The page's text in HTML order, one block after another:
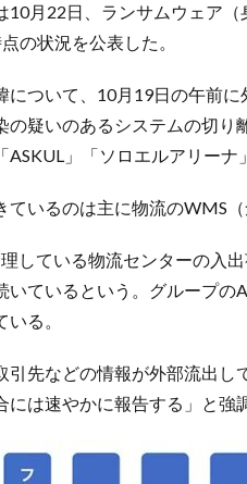
10月22日、ランサムウェア
の状況を公表した。
について、10月19日の午前
の疑いのあるシステムの切り
ASKUL」「ソロエルアリーナ
ているのは主に物流のWMS
している物流センターの入
いているという。グループの
る。
引先などの情報が外部流出
には速やかに報告する」と強